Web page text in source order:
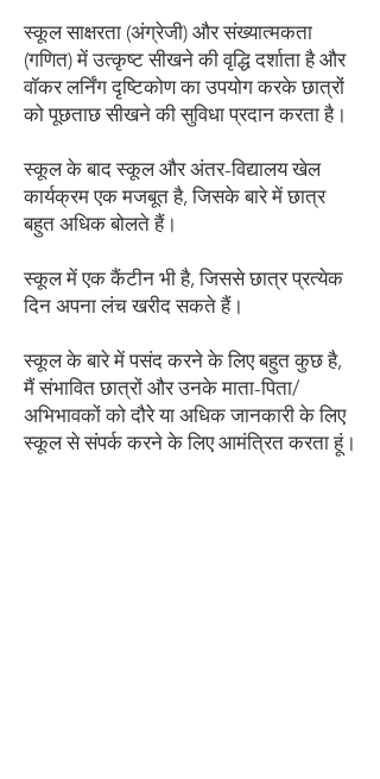
स्कूल साक्षरता (अंग्रेजी) और संख्यात्मकता
(गणित) में उत्कृष्ट सीखने की वृद्धि दर्शाता है और
वॉकर लर्निंग दृष्टिकोण का उपयोग करके छात्रों
को पूछताछ सीखने की सुविधा प्रदान करता है।
स्कूल के बाद स्कूल और अंतर-विद्यालय खेल
कार्यक्रम एक मजबूत है, जिसके बारे में छात्र
बहुत अधिक बोलते हैं।
स्कूल में एक कैंटीन भी है, जिससे छात्र प्रत्येक
दिन अपना लंच खरीद सकते हैं।
स्कूल के बारे में पसंद करने के लिए बहुत कुछ है,
मैं संभावित छात्रों और उनके माता-पिता/
अभिभावकों को दौरे या अधिक जानकारी के लिए
स्कूल से संपर्क करने के लिए आमंत्रित करता हूं।